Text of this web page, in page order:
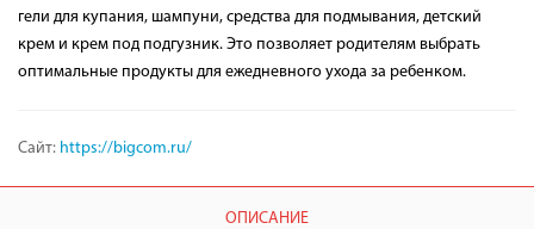
гели для купания, шампуни, средства для подмывания, детский
крем и крем под подгузник. Это позволяет родителям выбрать
оптимальные продукты для ежедневного ухода за ребенком.
Сайт: https://bigcom.ru/
ОПИСАНИЕ